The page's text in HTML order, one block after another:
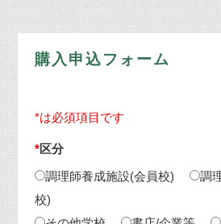
購入申込フォーム
*は必須項目です
*区分
調理師養成施設(会員校)
調
校)